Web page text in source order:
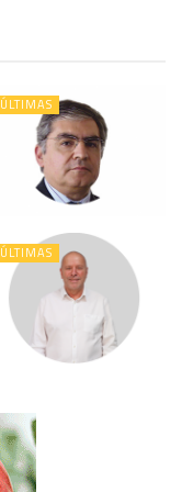
ÚLTIMAS
ÚLTIMAS